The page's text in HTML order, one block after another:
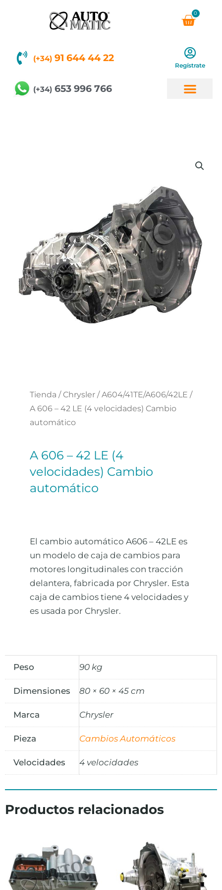
0
(+34) 91 644 44 22
Regístrate
(+34) 653 996 766
Tienda / Chrysler /A604/41TE/A606/42LE /
A 606 – 42 LE (4 velocidades) Cambio
automático
A 606 – 42 LE (4
velocidades) Cambio
automático
El cambio automático A606 – 42LE es
un modelo de caja de cambios para
motores longitudinales con tracción
delantera, fabricada por Chrysler. Esta
caja de cambios tiene 4 velocidades y
es usada por Chrysler.
Peso 90 kg
Dimensiones 80 × 60 × 45 cm
Marca Chrysler
Pieza Cambios Automáticos
Velocidades 4 velocidades
Productos relacionados